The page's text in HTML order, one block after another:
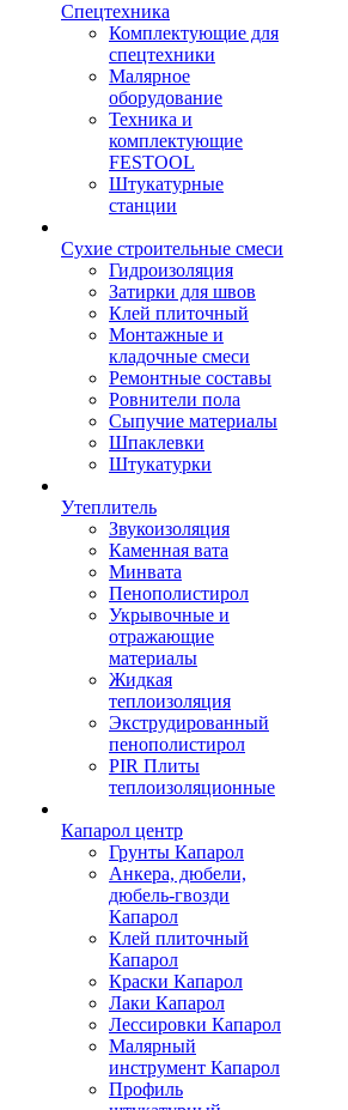
Спецтехника
Комплектующие для
спецтехники
Малярное
оборудование
Техника и
комплектующие
FESTOOL
Штукатурные
станции
Сухие строительные смеси
Гидроизоляция
Затирки для швов
Клей плиточный
Монтажные и
кладочные смеси
Ремонтные составы
Ровнители пола
Сыпучие материалы
Шпаклевки
Штукатурки
Утеплитель
Звукоизоляция
Каменная вата
Минвата
Пенополистирол
Укрывочные и
отражающие
материалы
Жидкая
теплоизоляция
Экструдированный
пенополистирол
PIR Плиты
теплоизоляционные
Капарол центр
Грунты Капарол
Анкера, дюбели,
дюбель-гвозди
Капарол
Клей плиточный
Капарол
Краски Капарол
Лаки Капарол
Лессировки Капарол
Малярный
инструмент Капарол
Профиль